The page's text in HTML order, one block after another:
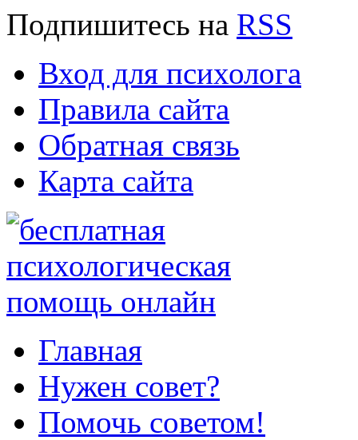
Подпишитесь на RSS
Вход для психолога
Правила сайта
Обратная связь
Карта сайта
Главная
Нужен совет?
Помочь советом!